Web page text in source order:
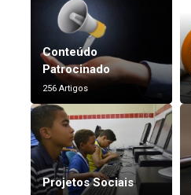
Conteúdo
Patrocinado
256 Artigos
Projetos Sociais